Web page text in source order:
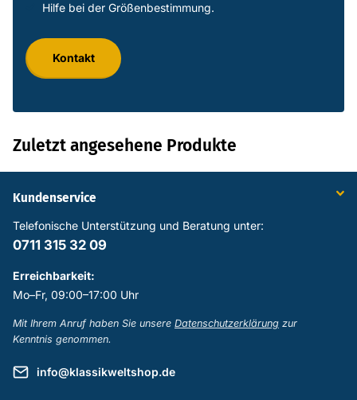
Hilfe bei der Größenbestimmung.
Kontakt
Zuletzt angesehene Produkte
Kundenservice
Telefonische Unterstützung und Beratung unter:
0711 315 32 09
Erreichbarkeit:
Mo–Fr, 09:00–17:00 Uhr
Mit Ihrem Anruf haben Sie unsere Datenschutzerklärung zur
Kenntnis genommen.
info@klassikweltshop.de